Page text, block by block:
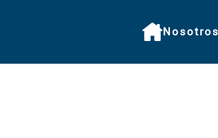
Nosotros